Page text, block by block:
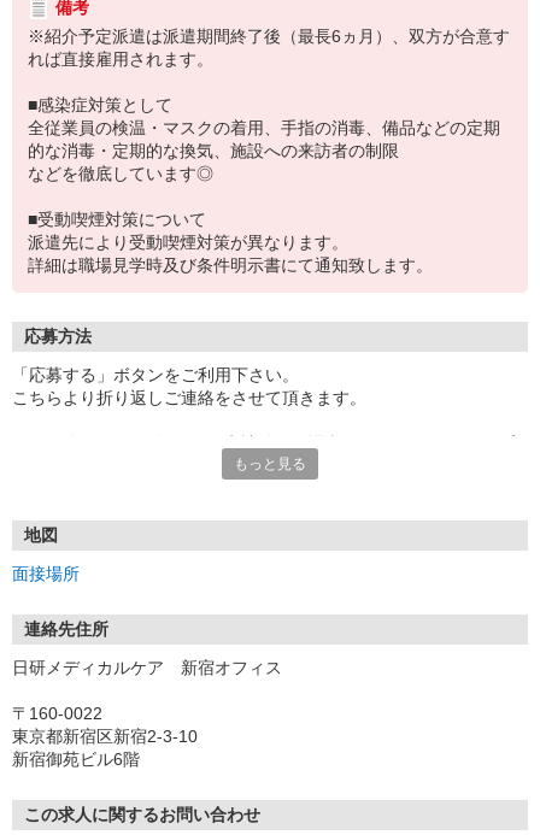
備考
※紹介予定派遣は派遣期間終了後（最長6ヵ月）、双方が合意す
れば直接雇用されます。
■感染症対策として
全従業員の検温・マスクの着用、手指の消毒、備品などの定期
的な消毒・定期的な換気、施設への来訪者の制限
などを徹底しています◎
■受動喫煙対策について
派遣先により受動喫煙対策が異なります。
詳細は職場見学時及び条件明示書にて通知致します。
応募方法
「応募する」ボタンをご利用下さい。
こちらより折り返しご連絡をさせて頂きます。
もっと見る
地図
面接場所
連絡先住所
日研メディカルケア 新宿オフィス
〒160-0022
東京都新宿区新宿2-3-10
新宿御苑ビル6階
この求人に関するお問い合わせ